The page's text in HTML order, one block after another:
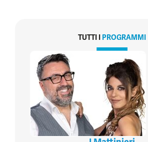
TUTTI I PROGRAMMI